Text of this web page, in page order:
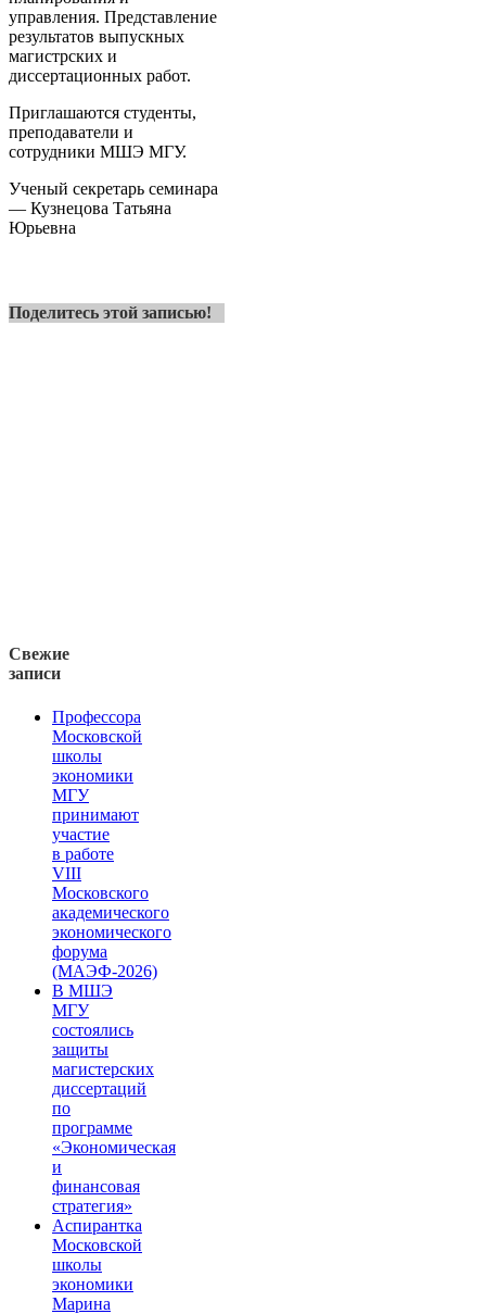
управления. Представление
результатов выпускных
магистрских и
диссертационных работ.
Приглашаются студенты,
преподаватели и
сотрудники МШЭ МГУ.
Ученый секретарь семинара
— Кузнецова Татьяна
Юрьевна
Поделитесь этой записью!
Свежие
записи
Профессора
Московской
школы
экономики
МГУ
принимают
участие
в работе
VIII
Московского
академического
экономического
форума
(МАЭФ-2026)
В МШЭ
МГУ
состоялись
защиты
магистерских
диссертаций
по
программе
«Экономическая
и
финансовая
стратегия»
Аспирантка
Московской
школы
экономики
Марина